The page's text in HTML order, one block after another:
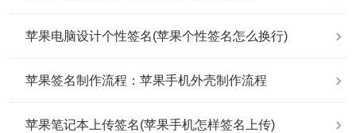
苹果电脑设计个性签名(苹果个性签名怎么换行)
苹果签名制作流程：苹果手机外壳制作流程
苹果笔记本上传签名(苹果手机怎样签名上传)